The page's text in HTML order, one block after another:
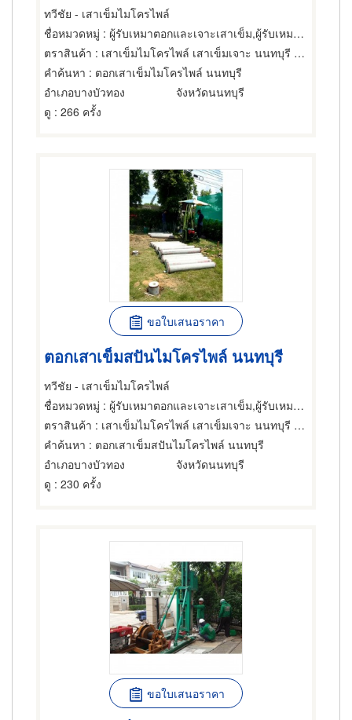
ทวีชัย - เสาเข็มไมโครไพล์
ชื่อหมวดหมู่ : ผู้รับเหมาตอกและเจาะเสาเข็ม,ผู้รับเหมาตอกและเจาะเสาเข็ม,การตอกเสาเข็ม
ตราสินค้า : เสาเข็มไมโครไพล์ เสาเข็มเจาะ นนทบุรี ทวีชัย
คำค้นหา : ตอกเสาเข็มไมโครไพล์ นนทบุรี
อำเภอบางบัวทอง
จังหวัดนนทบุรี
ดู : 266 ครั้ง
ขอใบเสนอราคา
ตอกเสาเข็มสปันไมโครไพล์ นนทบุรี
ทวีชัย - เสาเข็มไมโครไพล์
ชื่อหมวดหมู่ : ผู้รับเหมาตอกและเจาะเสาเข็ม,ผู้รับเหมาตอกและเจาะเสาเข็ม,การตอกเสาเข็ม
ตราสินค้า : เสาเข็มไมโครไพล์ เสาเข็มเจาะ นนทบุรี ทวีชัย
คำค้นหา : ตอกเสาเข็มสปันไมโครไพล์ นนทบุรี
อำเภอบางบัวทอง
จังหวัดนนทบุรี
ดู : 230 ครั้ง
ขอใบเสนอราคา